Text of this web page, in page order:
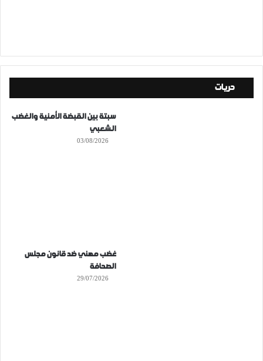
حريات
سبتة بين القبضة الأمنية والغضب
الشعبي
03/08/2026
غضب مهني ضد قانون مجلس
الصحافة
29/07/2026